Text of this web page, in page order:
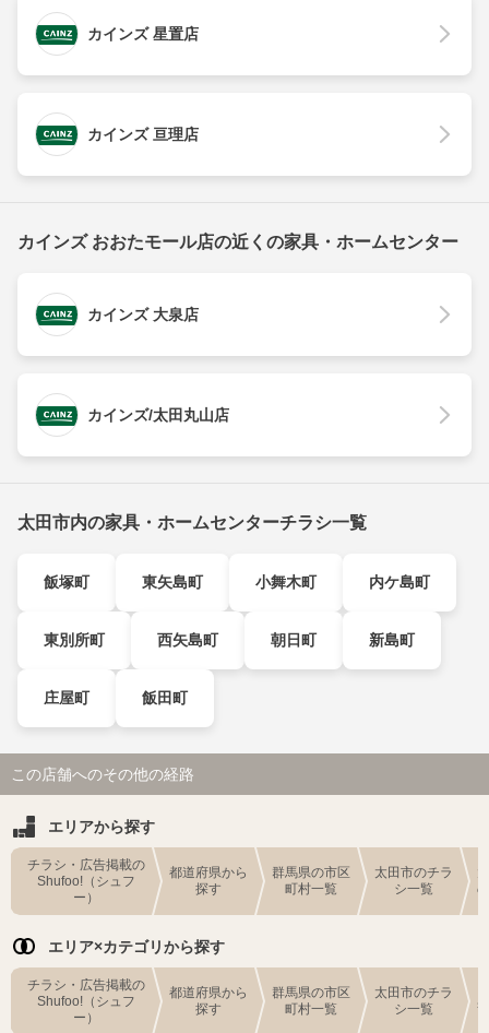
カインズ 星置店
カインズ 亘理店
カインズ おおたモール店の近くの家具・ホームセンター
カインズ 大泉店
カインズ/太田丸山店
太田市内の家具・ホームセンターチラシ一覧
飯塚町 東矢島町 小舞木町 内ケ島町
東別所町 西矢島町 朝日町 新島町
庄屋町 飯田町
この店舗へのその他の経路
エリアから探す
チラシ・広告掲載の
Shufoo!（シュフ
ー）
都道府県から
探す
群馬県の市区
町村一覧
太田市のチラ
シ一覧
エリア×カテゴリから探す
チラシ・広告掲載の
Shufoo!（シュフ
ー）
都道府県から
探す
群馬県の市区
町村一覧
太田市のチラ
シ一覧